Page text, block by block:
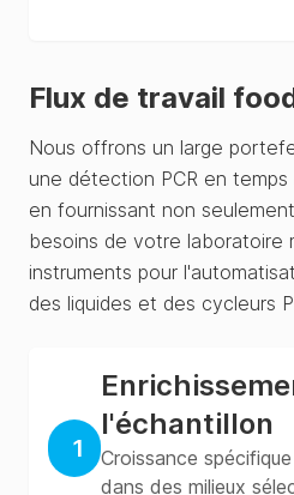
Flux de travail
Nous offrons un large
une détection PCR en
en fournissant non
besoins de votre laboratoire
instruments pour
des liquides et des cycleurs
1
l'échantillon
Croissance
dans des milieux